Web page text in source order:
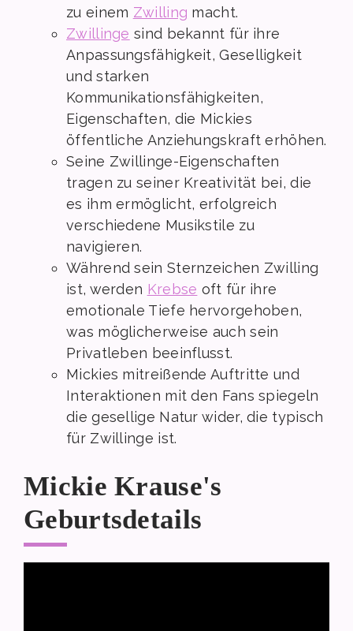
zu einem Zwilling macht.
Zwillinge sind bekannt für ihre
Anpassungsfähigkeit, Geselligkeit
und starken
Kommunikationsfähigkeiten,
Eigenschaften, die Mickies
öffentliche Anziehungskraft erhöhen.
Seine Zwillinge-Eigenschaften
tragen zu seiner Kreativität bei, die
es ihm ermöglicht, erfolgreich
verschiedene Musikstile zu
navigieren.
Während sein Sternzeichen Zwilling
ist, werden Krebse oft für ihre
emotionale Tiefe hervorgehoben,
was möglicherweise auch sein
Privatleben beeinflusst.
Mickies mitreißende Auftritte und
Interaktionen mit den Fans spiegeln
die gesellige Natur wider, die typisch
für Zwillinge ist.
Mickie Krause's
Geburtsdetails